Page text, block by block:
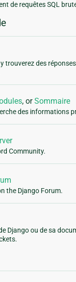
de requêtes SQL
trouverez des
, orSommaire
des informations
Community.
the Django Forum.
Django ou de sa